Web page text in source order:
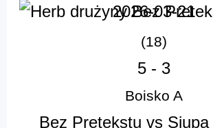
2026-03-21
(18)
5 - 3
Boisko A
Bez Pretekstu vs